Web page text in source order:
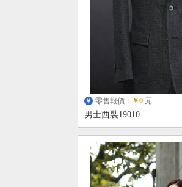
零售報價： ￥0 元
男士西裝19010